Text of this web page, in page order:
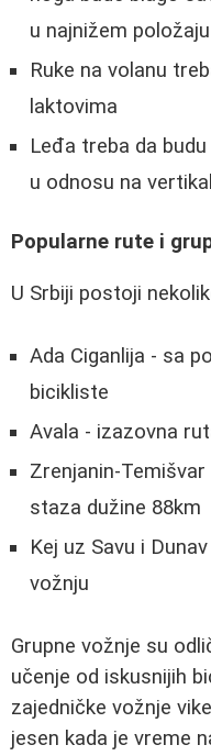
u najnižem položaju
Ruke na volanu
laktovima
Leđa treba da
u odnosu na
Popularne rute i
U Srbiji postoji
Ada Ciganlija - sa
bicikliste
Avala - izazovna
Zrenjanin-
staza dužine 88km
Kej uz Savu i
vožnju
Grupne vožnje su
učenje od iskusnijih
zajedničke vožnje
jesen kada je vreme